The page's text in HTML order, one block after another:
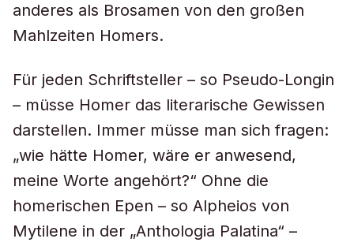
anderes als Brosamen von den großen
Mahlzeiten Homers.
Für jeden Schriftsteller – so Pseudo-Longin
– müsse Homer das literarische Gewissen
darstellen. Immer müsse man sich fragen:
„wie hätte Homer, wäre er anwesend,
meine Worte angehört?“ Ohne die
homerischen Epen – so Alpheios von
Mytilene in der „Anthologia Palatina“ –